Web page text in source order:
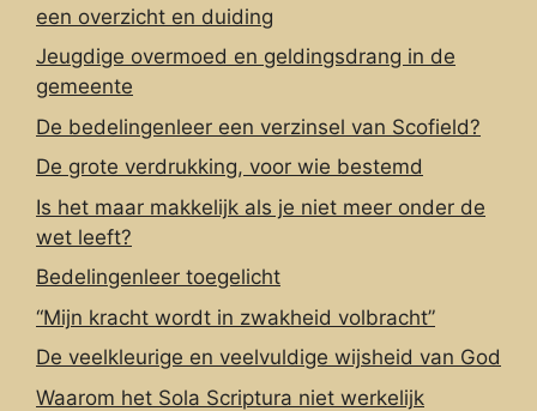
een overzicht en duiding
Jeugdige overmoed en geldingsdrang in de
gemeente
De bedelingenleer een verzinsel van Scofield?
De grote verdrukking, voor wie bestemd
Is het maar makkelijk als je niet meer onder de
wet leeft?
Bedelingenleer toegelicht
“Mijn kracht wordt in zwakheid volbracht”
De veelkleurige en veelvuldige wijsheid van God
Waarom het Sola Scriptura niet werkelijk